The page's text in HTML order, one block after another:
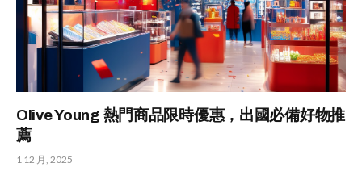
Olive Young 熱門商品限時優惠，出國必備好物推
薦
1 12 月, 2025